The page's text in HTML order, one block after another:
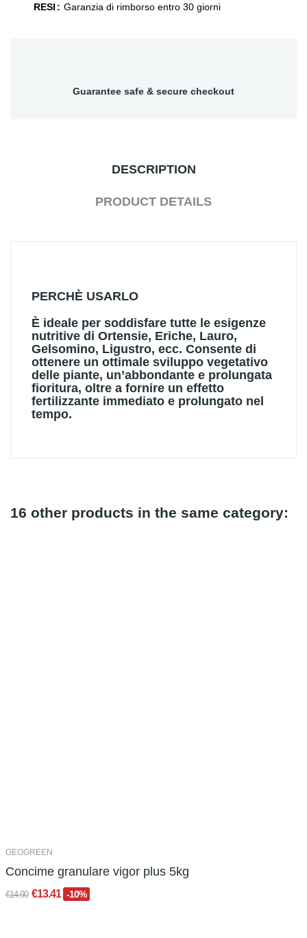
RESI
Garanzia di rimborso entro 30 giorni
Guarantee safe & secure checkout
DESCRIPTION
PRODUCT DETAILS
PERCHÈ USARLO
È ideale per soddisfare tutte le esigenze
nutritive di Ortensie, Eriche, Lauro,
Gelsomino, Ligustro, ecc. Consente di
ottenere un ottimale sviluppo vegetativo
delle piante, un’abbondante e prolungata
fioritura, oltre a fornire un effetto
fertilizzante immediato e prolungato nel
tempo.
16 other products in the same category:
GEOGREEN
Concime granulare vigor plus 5kg
€14.90 €13.41 -10%